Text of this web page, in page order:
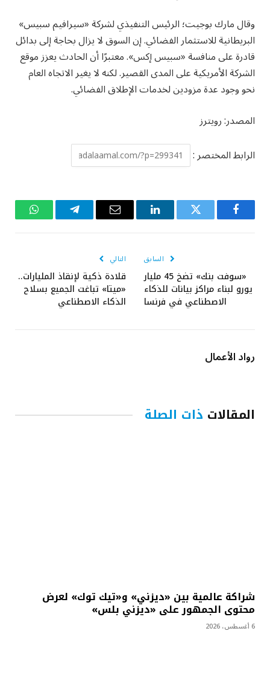
وقال مارك بوجيت؛ الرئيس التنفيذي لشركة «سيرافيم سبيس»
البريطانية للاستثمار الفضائي. إن السوق لا يزال بحاجة إلى بدائل
قادرة على منافسة «سبيس إكس». معتبرًا أن الحادث يعزز موقع
الشركة الأمريكية على المدى القصير. لكنه لا يغير الاتجاه العام
نحو وجود عدة مزودين لخدمات الإطلاق الفضائي.
المصدر: رويترز
الرابط المختصر :
فيسبوك تويتر لينكدإن
البريد
تيلقرام واتساب
السابق
«سوفت بنك» تضخ 45 مليار
يورو لبناء مراكز بيانات للذكاء
الاصطناعي في فرنسا
التالي
قلادة ذكية لإنقاذ المليارات..
«ميتا» تباغت الجميع بسلاح
الذكاء الاصطناعي
رواد الأعمال
المقالات ذات الصلة
شراكة عالمية بين «ديزني» و«تيك توك» لعرض
محتوى الجمهور على «ديزني بلس»
6 أغسطس، 2026